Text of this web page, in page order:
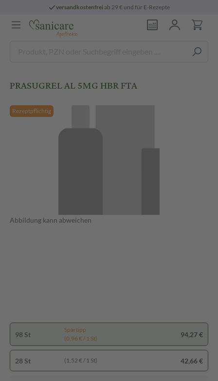
versandkostenfreiab 29 € und für E-Rezepte
PRASUGREL AL 5MG HBR FTA
Rezeptpflichtig
Abbildung kann abweichen
98 St
Spartipp
(0,96 € / 1 St)
94,27 €
28 St (1,52 € / 1 St) 42,66 €